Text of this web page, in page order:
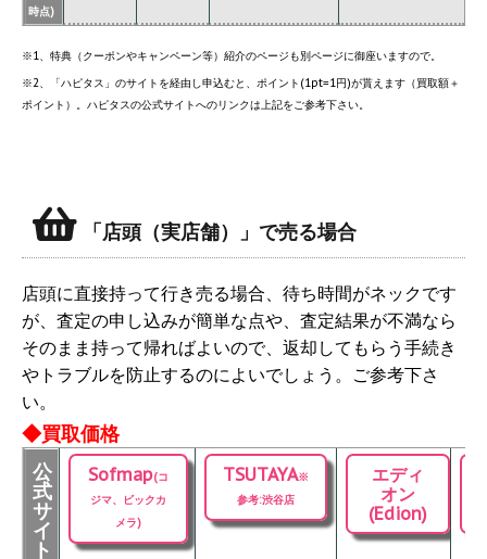
時点)
※1、特典（クーポンやキャンペーン等）紹介のページも別ページに御座いますので。
※2、「ハピタス」のサイトを経由し申込むと、ポイント(1pt=1円)が貰えます（買取額＋
ポイント）。ハピタスの公式サイトへのリンクは上記をご参考下さい。
「店頭（実店舗）」で売る場合
店頭に直接持って行き売る場合、待ち時間がネックです
が、査定の申し込みが簡単な点や、査定結果が不満なら
そのまま持って帰ればよいので、返却してもらう手続き
やトラブルを防止するのによいでしょう。ご参考下さ
い。
◆買取価格
公
式
サ
イ
ト
Sofmap(コ
ジマ、ビックカ
メラ)
TSUTAYA※
参考:渋谷店
エディ
オン
(Edion)